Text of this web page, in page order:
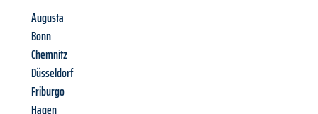
Augusta
Bonn
Chemnitz
Düsseldorf
Friburgo
Hagen